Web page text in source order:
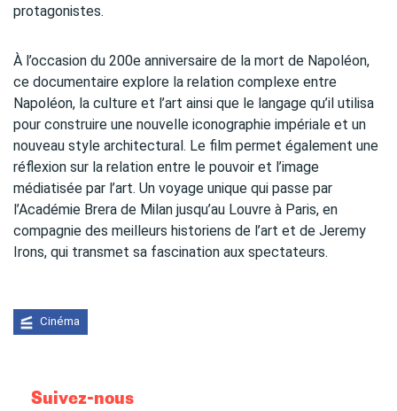
protagonistes.
À l’occasion du 200e anniversaire de la mort de Napoléon,
ce documentaire explore la relation complexe entre
Napoléon, la culture et l’art ainsi que le langage qu’il utilisa
pour construire une nouvelle iconographie impériale et un
nouveau style architectural. Le film permet également une
réflexion sur la relation entre le pouvoir et l’image
médiatisée par l’art. Un voyage unique qui passe par
l’Académie Brera de Milan jusqu’au Louvre à Paris, en
compagnie des meilleurs historiens de l’art et de Jeremy
Irons, qui transmet sa fascination aux spectateurs.
Cinéma
Suivez-nous